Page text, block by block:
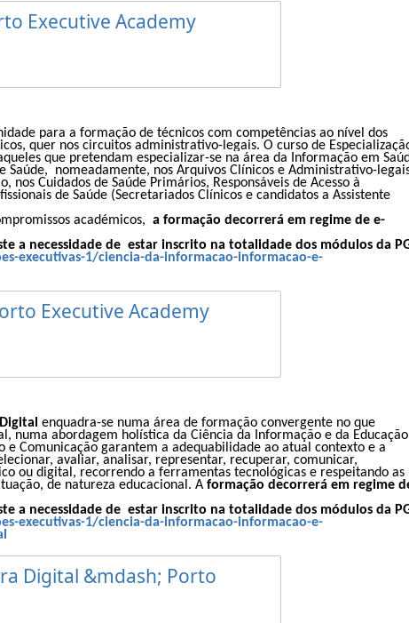
Executive Academy
para a formação de técnicos com competências ao nível dos
quer nos circuitos administrativo-legais. O curso de
que pretendam especializar-se na área da Informação em
nomeadamente, nos Arquivos Clínicos e Administrativo-
Cuidados de Saúde Primários, Responsáveis de Acesso à
de Saúde (Secretariados Clínicos e candidatos a Assistente
académicos, a formação decorrerá em regime de e-
a necessidade de estar inscrito na totalidade dos módulos da
executivas-1/ciencia-da-informacao-informacao-e-
Executive Academy
enquadra-se numa área de formação convergente no que
numa abordagem holística da Ciência da Informação e da
e Comunicação garantem a adequabilidade ao atual contexto e a
avaliar, analisar, representar, recuperar, comunicar,
ou digital, recorrendo a ferramentas tecnológicas e respeitando as
de natureza educacional. A formação decorrerá em regime
a necessidade de estar inscrito na totalidade dos módulos da
executivas-1/ciencia-da-informacao-informacao-e-
Digital &mdash; Porto